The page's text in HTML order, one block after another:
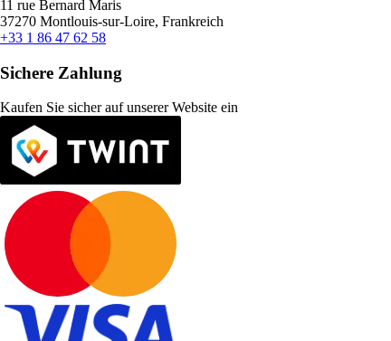
11 rue Bernard Maris
37270 Montlouis-sur-Loire, Frankreich
+33 1 86 47 62 58
Sichere Zahlung
Kaufen Sie sicher auf unserer Website ein